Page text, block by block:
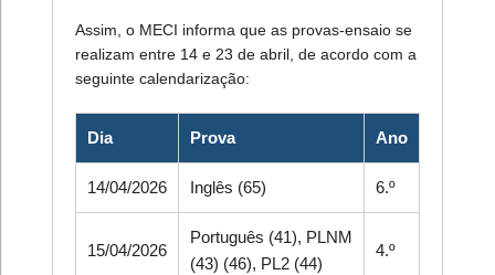
Assim, o MECI informa que as provas-ensaio se
realizam entre 14 e 23 de abril, de acordo com a
seguinte calendarização:
Dia Prova Ano
14/04/2026 Inglês (65) 6.º
15/04/2026
Português (41), PLNM
(43) (46), PL2 (44)
4.º